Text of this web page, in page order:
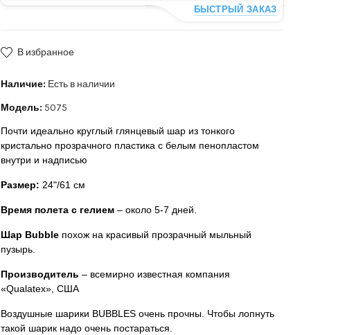
БЫСТРЫЙ ЗАКАЗ
В избранное
Наличие: Есть в наличии
Модель: 5075
Почти идеально круглый глянцевый шар из тонкого
кристально прозрачного пластика с белым пенопластом
внутри и надписью
Размер: 24"/61 см
Время полета с гелием– около 5-7 дней.
Шар Bubbleпохож на красивый прозрачный мыльный
пузырь.
Производитель – всемирно известная компания
«Qualatex», США
Воздушные шарики BUBBLES очень прочны. Чтобы лопнуть
такой шарик надо очень постараться.